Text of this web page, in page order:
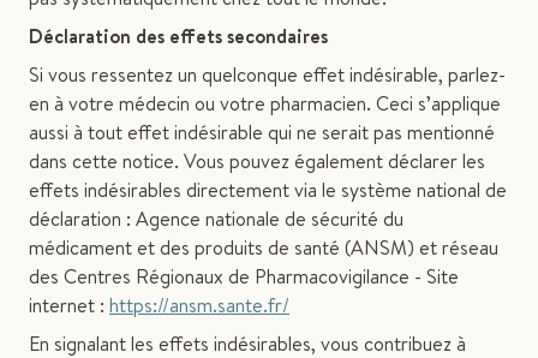
Déclaration des effets secondaires
Si vous ressentez un quelconque effet indésirable, parlez-
en à votre médecin ou votre pharmacien. Ceci s’applique
aussi à tout effet indésirable qui ne serait pas mentionné
dans cette notice. Vous pouvez également déclarer les
effets indésirables directement via le système national de
déclaration : Agence nationale de sécurité du
médicament et des produits de santé (ANSM) et réseau
des Centres Régionaux de Pharmacovigilance - Site
internet : https://ansm.sante.fr/
En signalant les effets indésirables, vous contribuez à